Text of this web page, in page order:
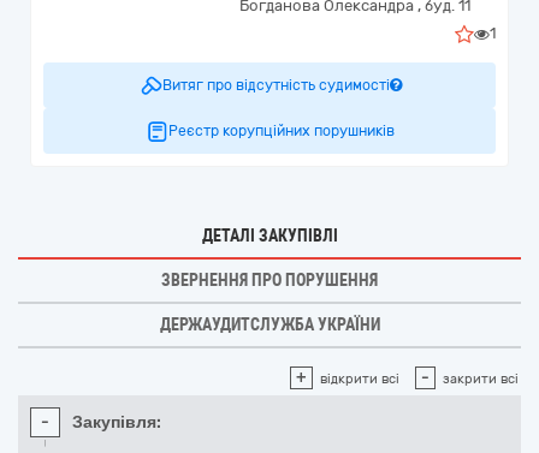
Богданова Олександра , буд. 11
1
Витяг про відсутність судимості
Реєстр корупційних порушників
ДЕТАЛІ ЗАКУПІВЛІ
ЗВЕРНЕННЯ ПРО ПОРУШЕННЯ
ДЕРЖАУДИТСЛУЖБА УКРАЇНИ
+ відкрити всі - закрити всі
- Закупівля: